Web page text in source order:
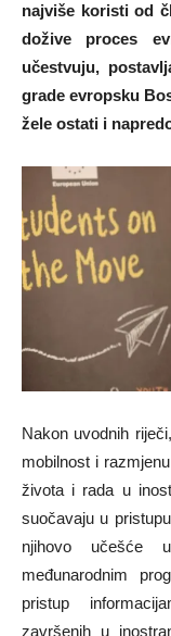
najviše koristi od
dožive proces
učestvuju,
grade evropsku
žele ostati i
Nakon uvodnih
mobilnost i
života i rada u
suočavaju u
njihovo učešće
međunarodnim
pristup
završenih u